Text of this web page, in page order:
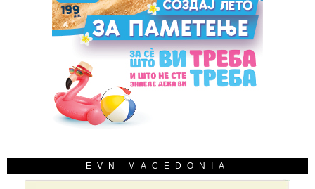
EVN MACEDONIA